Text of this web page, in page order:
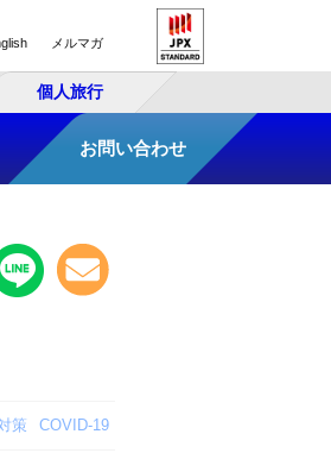
メルマガ
個人旅行
お問い合わせ
策 COVID-19